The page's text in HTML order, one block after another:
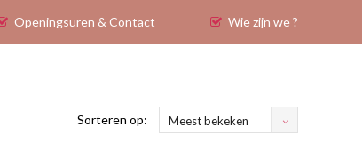
Openingsuren & Contact Wie zijn we ?
Sorteren op: Meest bekeken